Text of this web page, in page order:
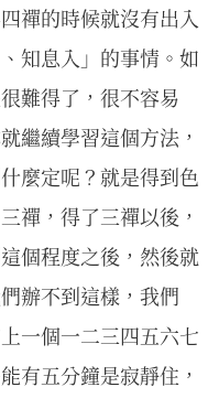
禪的時候就沒有出入
知息入」的事情。如
難得了，很不容易
繼續學習這個方法，
麼定呢？就是得到色
禪，得了三禪以後，
個程度之後，然後就
辦不到這樣，我們
一個一二三四五六七
有五分鐘是寂靜住，